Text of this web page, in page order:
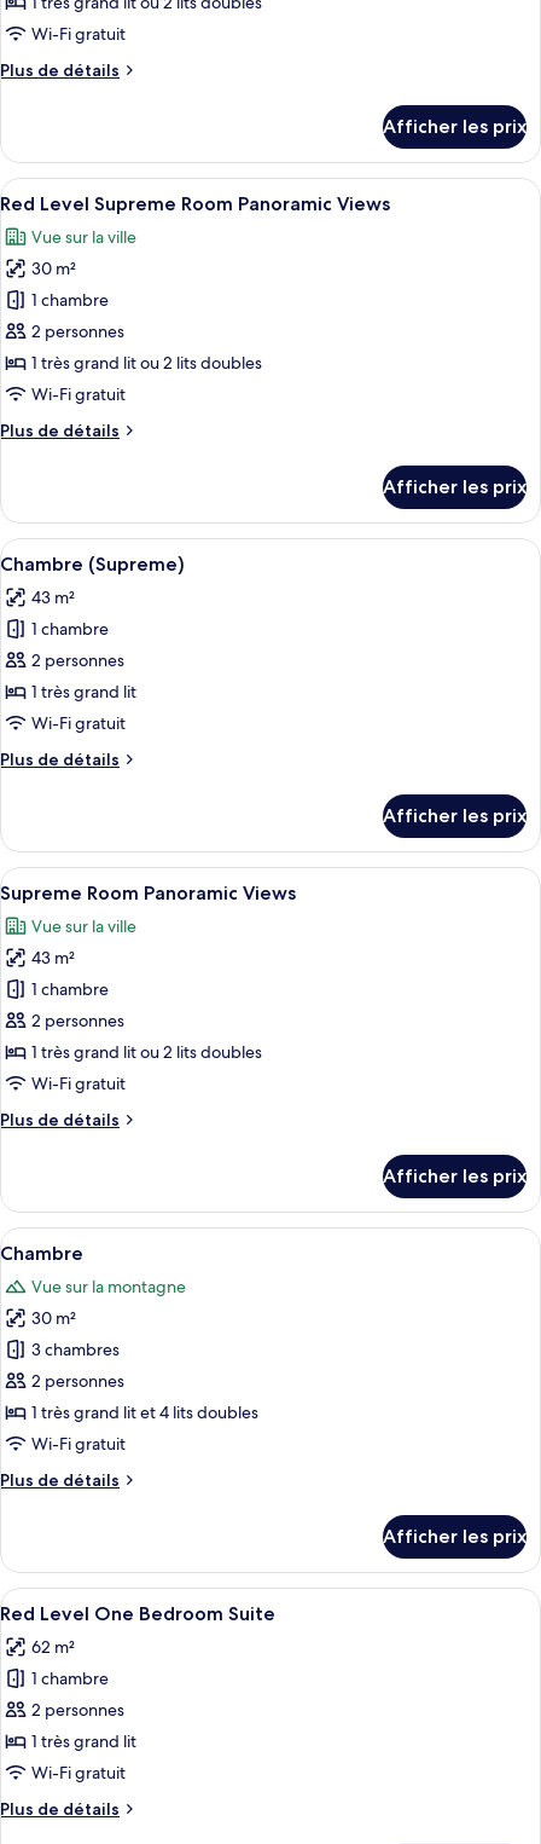
de
chambre :
Chambre
Wi-Fi gratuit
Plus de détails
Plus
Chambre
Premier
Afficher les prix
Afficher
toutes
les
photos
pour
ce
type
de
chambre :
Red
Room
Panoramic
Views
Une chambre d’hôtel avec un grand
3
Red Level Supreme Room Panoramic Views
Vue sur la ville
30 m²
1 chambre
2 personnes
1 très grand lit ou 2 lits doubles
Wi-Fi gratuit
Plus de détails
Plus
Red
Level
Supreme
Panoramic
Views
Afficher les prix
Afficher
toutes
les
photos
pour
ce
type
chambre :
Literie de qualité, minibar, coffre-
2
Chambre (Supreme)
43 m²
1 chambre
2 personnes
1 très grand lit
Wi-Fi gratuit
Plus de détails
Plus
Chambre
(Supreme)
Afficher les prix
Afficher
toutes
les
photos
pour
ce
type
de
chambre :
Supreme
Views
Literie de qualité, minibar, coffre-
6
Supreme Room Panoramic Views
Vue sur la ville
43 m²
1 chambre
2 personnes
1 très grand lit ou 2 lits doubles
Wi-Fi gratuit
Plus de détails
Plus
Supreme
Room
Panoramic
Afficher les prix
Afficher
toutes
les
photos
pour
ce
type
de
chambre :
Chambre
Literie de qualité, minibar, coffre-
3
Chambre
Vue sur la montagne
30 m²
3 chambres
2 personnes
1 très grand lit et 4 lits doubles
Wi-Fi gratuit
Plus de détails
Plus
Chambre
Afficher les prix
Afficher
toutes
les
photos
pour
ce
type
chambre :
Une chambre d’hôtel avec un grand
3
Red Level One Bedroom Suite
62 m²
1 chambre
2 personnes
1 très grand lit
Wi-Fi gratuit
Plus de détails
Plus